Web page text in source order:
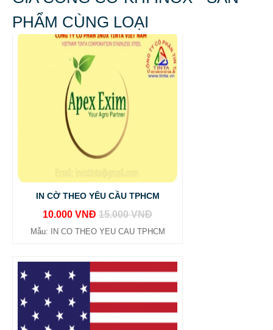
PHẨM CÙNG LOẠI
IN CỜ THEO YÊU CẦU TPHCM
10.000 VNĐ 15.000 VNĐ
Mẫu: IN CO THEO YEU CAU TPHCM